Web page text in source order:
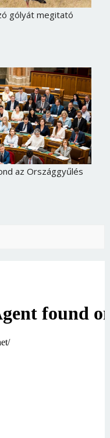
gólyát megitató
az Országgyűlés